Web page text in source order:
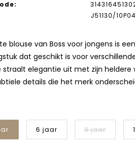
J51130/
blouse van Boss voor jongens is
dat geschikt is voor
straalt elegantie uit met zijn heldere
details die het merk
6 jaar 8 jaar